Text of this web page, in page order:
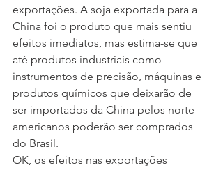
exportações. A soja exportada para a
China foi o produto que mais sentiu
efeitos imediatos, mas estima-se que
até produtos industriais como
instrumentos de precisão, máquinas e
produtos químicos que deixarão de
ser importados da China pelos norte-
americanos poderão ser comprados
do Brasil.
OK, os efeitos nas exportações